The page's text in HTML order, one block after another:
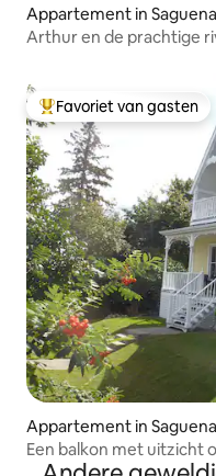
Appartement in
Arthur en de prachtige
Topfavoriet van gasten
Favoriet van gasten
Appartement in
Een balkon met uitzicht